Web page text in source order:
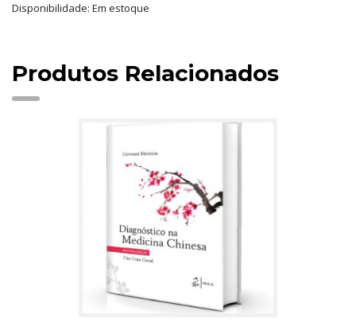
Disponibilidade: Em estoque
Produtos Relacionados